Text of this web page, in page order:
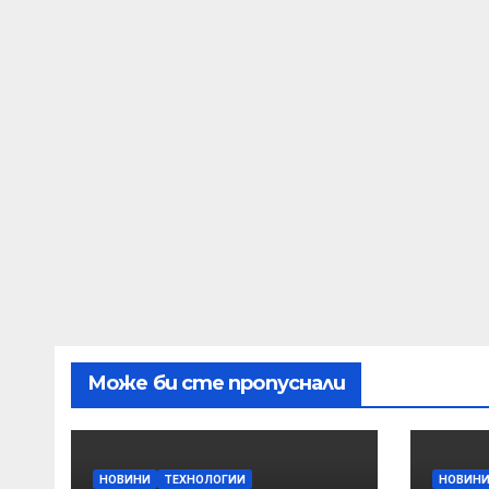
Може би сте пропуснали
НОВИНИ ТЕХНОЛОГИИ НОВИНИ